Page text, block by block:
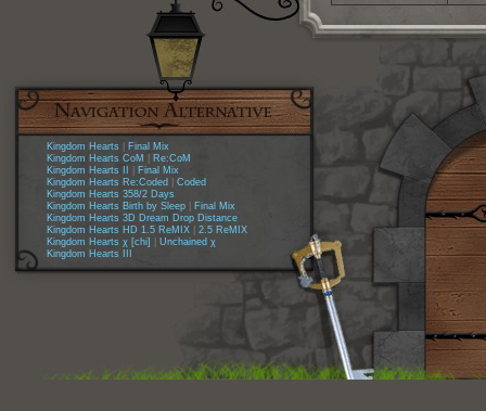
Kingdom Hearts
Final Mix
Kingdom Hearts CoM
Re:CoM
Kingdom Hearts II
Final Mix
Kingdom Hearts Re:Coded
Coded
Kingdom Hearts 358/2 Days
Kingdom Hearts Birth by Sleep
Final Mix
Kingdom Hearts 3D Dream Drop Distance
Kingdom Hearts HD 1.5 ReMIX
2.5 ReMIX
Kingdom Hearts χ [chi]
Unchained χ
Kingdom Hearts III